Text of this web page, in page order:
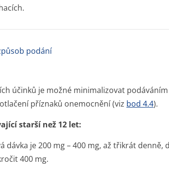
podání
účinků je možné minimalizovat
příznaků onemocnění (viz bod 4.4).
starší než 12 let:
dávka je 200 mg – 400 mg, až třikrát
400 mg.